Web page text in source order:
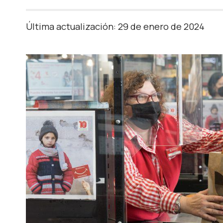
Última actualización: 29 de enero de 2024